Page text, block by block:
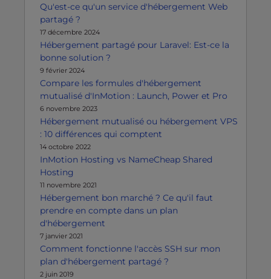
Qu'est-ce qu'un service d'hébergement Web
partagé ?
17 décembre 2024
Hébergement partagé pour Laravel: Est-ce la
bonne solution ?
9 février 2024
Compare les formules d'hébergement
mutualisé d'InMotion : Launch, Power et Pro
6 novembre 2023
Hébergement mutualisé ou hébergement VPS
: 10 différences qui comptent
14 octobre 2022
InMotion Hosting vs NameCheap Shared
Hosting
11 novembre 2021
Hébergement bon marché ? Ce qu'il faut
prendre en compte dans un plan
d'hébergement
7 janvier 2021
Comment fonctionne l'accès SSH sur mon
plan d'hébergement partagé ?
2 juin 2019